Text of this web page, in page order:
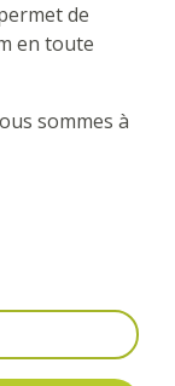
de
en toute
sommes à